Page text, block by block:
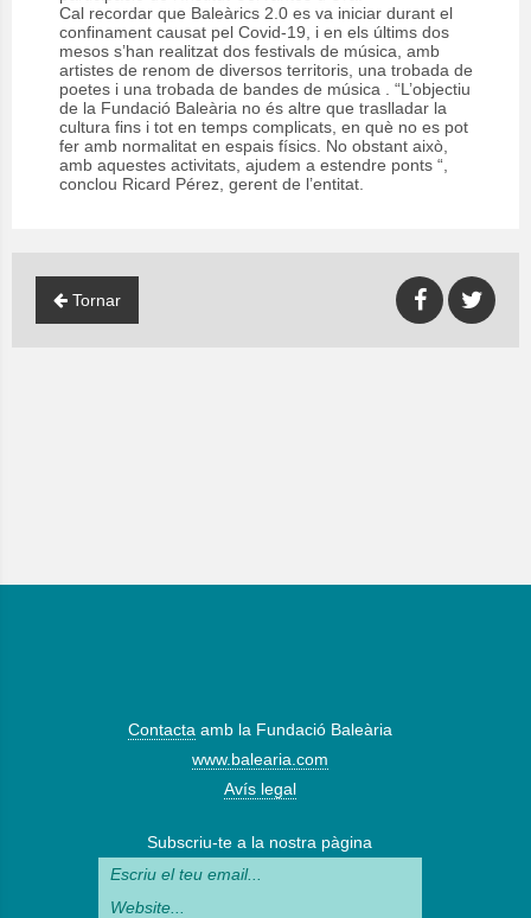
Cal recordar que Baleàrics 2.0 es va iniciar durant el
confinament causat pel Covid-19, i en els últims dos
mesos s’han realitzat dos festivals de música, amb
artistes de renom de diversos territoris, una trobada de
poetes i una trobada de bandes de música . “L’objectiu
de la Fundació Baleària no és altre que traslladar la
cultura fins i tot en temps complicats, en què no es pot
fer amb normalitat en espais físics. No obstant això,
amb aquestes activitats, ajudem a estendre ponts “,
conclou Ricard Pérez, gerent de l’entitat.
Tornar
Contacta amb la Fundació Baleària
www.balearia.com
Avís legal
Subscriu-te a la nostra pàgina